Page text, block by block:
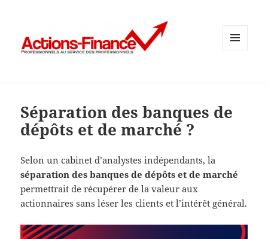
Séparation des banques de
dépôts et de marché ?
Selon un cabinet d’analystes indépendants, la
séparation des banques de dépôts et de marché
permettrait de récupérer de la valeur aux
actionnaires sans léser les clients et l’intérêt général.